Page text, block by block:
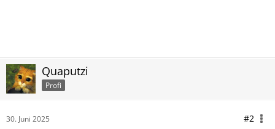
Quaputzi
Profi
30. Juni 2025 #2